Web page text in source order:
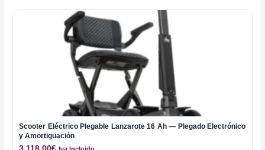
Scooter Eléctrico Plegable Lanzarote 16 Ah — Plegado Electrónico
y Amortiguación